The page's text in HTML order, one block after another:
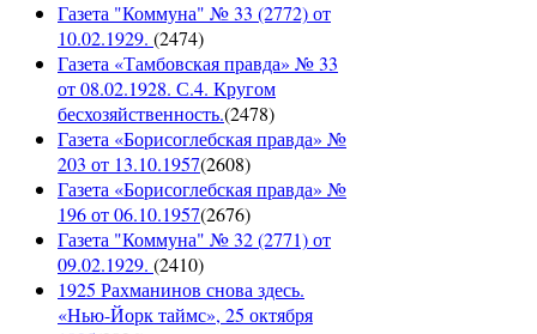
Газета "Коммуна" № 33 (2772) от
10.02.1929. (2474)
Газета «Тамбовская правда» № 33
от 08.02.1928. С.4. Кругом
бесхозяйственность.(2478)
Газета «Борисоглебская правда» №
203 от 13.10.1957(2608)
Газета «Борисоглебская правда» №
196 от 06.10.1957(2676)
Газета "Коммуна" № 32 (2771) от
09.02.1929. (2410)
1925 Рахманинов снова здесь.
«Нью-Йорк таймс», 25 октября